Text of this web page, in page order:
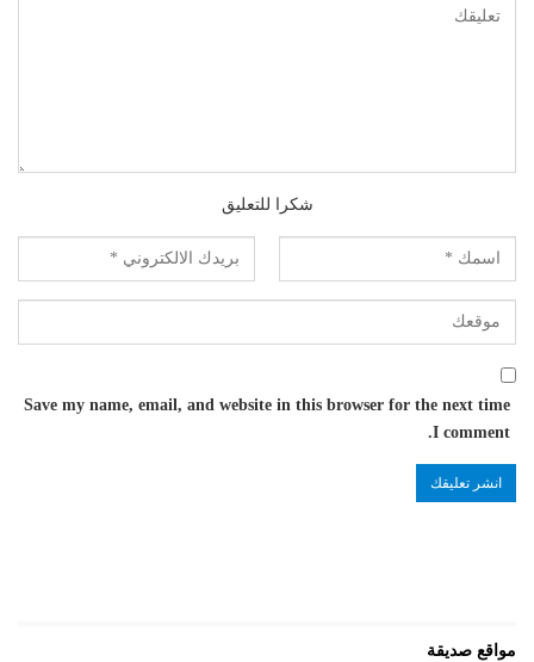
شكرا للتعليق
Save my name, email, and website in this browser for the next time
I comment.
مواقع صديقة